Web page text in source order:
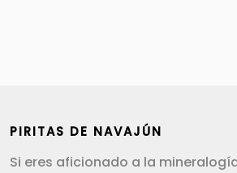
PIRITAS DE NAVAJÚN
Si eres aficionado a la